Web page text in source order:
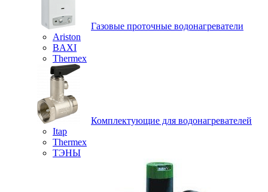
Газовые проточные водонагреватели
Ariston
BAXI
Thermex
Комплектующие для водонагревателей
Itap
Thermex
ТЭНЫ